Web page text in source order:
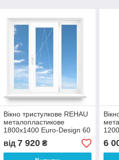
Вікно тристулкове REHAU
металопластикове
1800х1400 Euro-Design 60
від 7 920₴ 6